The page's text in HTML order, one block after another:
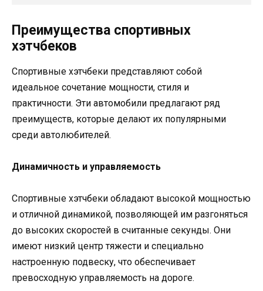
Преимущества спортивных
хэтчбеков
Спортивные хэтчбеки представляют собой
идеальное сочетание мощности, стиля и
практичности. Эти автомобили предлагают ряд
преимуществ, которые делают их популярными
среди автолюбителей.
Динамичность и управляемость
Спортивные хэтчбеки обладают высокой мощностью
и отличной динамикой, позволяющей им разгоняться
до высоких скоростей в считанные секунды. Они
имеют низкий центр тяжести и специально
настроенную подвеску, что обеспечивает
превосходную управляемость на дороге.